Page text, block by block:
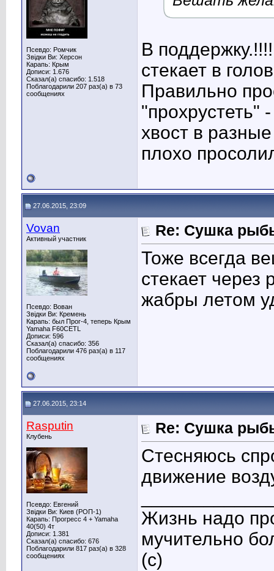
Псевдо: Ромчик
Звідки Ви: Херсон
Карапь: Крым
Дописи: 1.676
Сказал(а) спасибо: 1.518
Поблагодарили 207 раз(а) в 73
сообщениях
В
стекает в
Правильно
"прохрустеть"
хвост в
плохо
27.06.2015, 23:09
Vovan
Активный участник
Псевдо: Вован
Звідки Ви: Кремень
Карапь: был Прог-4, теперь Крым
Yamaha F60СЕТL
Дописи: 596
Сказал(а) спасибо: 356
Поблагодарили 476 раз(а) в 117
сообщениях
Re: Сушка
Тоже всегда
стекает через
жабры летом
27.06.2015, 23:14
Rasputin
Клубень
Псевдо: Евгений
Звідки Ви: Киев (РОП-1)
Карапь: Прогресс 4 + Yamaha
40(50) 4т
Дописи: 1.381
Сказал(а) спасибо: 676
Поблагодарили 817 раз(а) в 328
сообщениях
Re: Сушка
Стесняюсь
движение
Жизнь надо
мучительно
(c)